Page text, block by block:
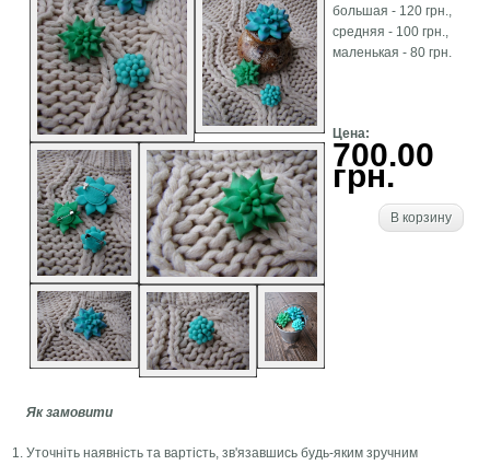
большая - 120 грн.,
средняя - 100 грн.,
маленькая - 80 грн.
Цена:
700.00
грн.
В корзину
Як замовити
Уточніть наявність та вартість, зв'язавшись будь-яким зручним